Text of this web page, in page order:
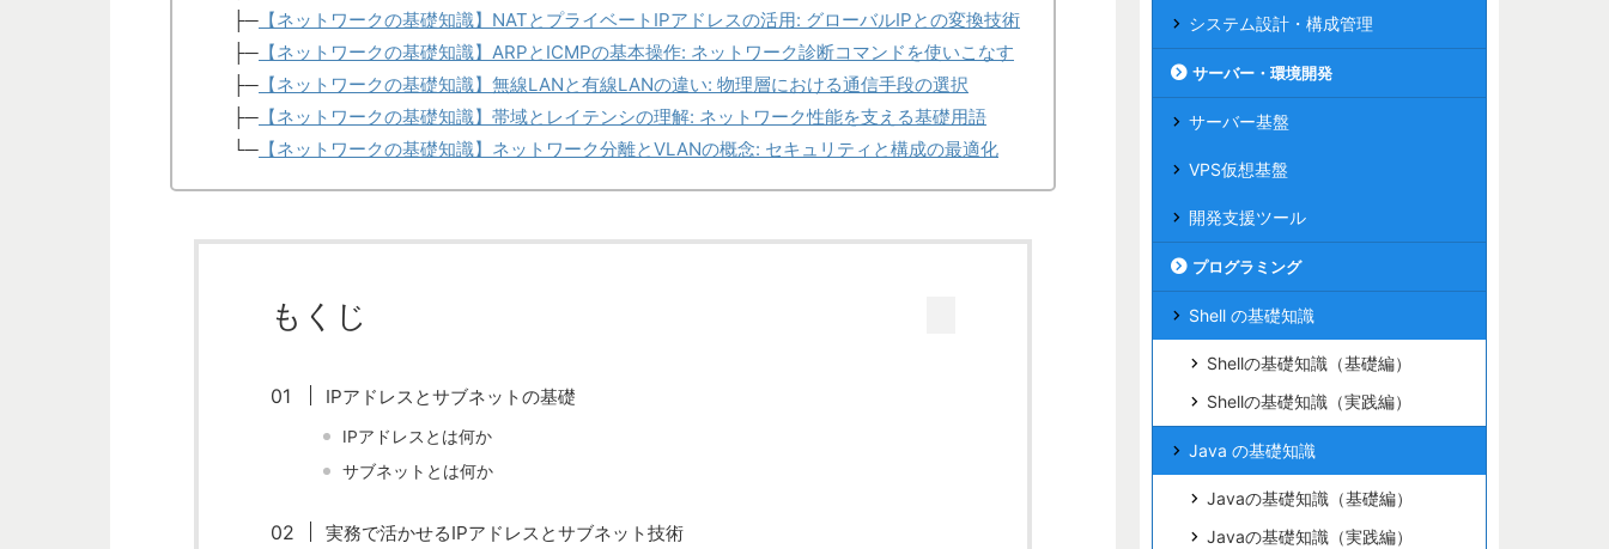
├─ 【ネットワークの基礎知識】NATとプライベートIPアドレスの活用: グローバルIPとの変換技術
├─ 【ネットワークの基礎知識】ARPとICMPの基本操作: ネットワーク診断コマンドを使いこなす
├─ 【ネットワークの基礎知識】無線LANと有線LANの違い: 物理層における通信手段の選択
├─ 【ネットワークの基礎知識】帯域とレイテンシの理解: ネットワーク性能を支える基礎用語
└─ 【ネットワークの基礎知識】ネットワーク分離とVLANの概念: セキュリティと構成の最適化
もくじ
IPアドレスとサブネットの基礎
IPアドレスとは何か
サブネットとは何か
実務で活かせるIPアドレスとサブネット技術
システム設計・構成管理
サーバー・環境開発
サーバー基盤
VPS仮想基盤
開発支援ツール
プログラミング
Shell の基礎知識
Shellの基礎知識（基礎編）
Shellの基礎知識（実践編）
Java の基礎知識
Javaの基礎知識（基礎編）
Javaの基礎知識（実践編）